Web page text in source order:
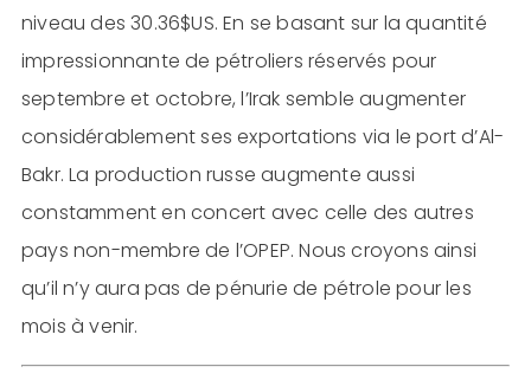
niveau des 30.36$US. En se basant sur la quantité
impressionnante de pétroliers réservés pour
septembre et octobre, l’Irak semble augmenter
considérablement ses exportations via le port d’Al-
Bakr. La production russe augmente aussi
constamment en concert avec celle des autres
pays non-membre de l’OPEP. Nous croyons ainsi
qu’il n’y aura pas de pénurie de pétrole pour les
mois à venir.